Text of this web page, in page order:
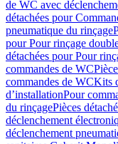
de WC avec
détachées pour
pneumatique du rinçage
pour Pour rinçage
détachées pour Pour
commandes de WC
commandes de WCKits
d’installationPour
du rinçagePièces
déclenchement
déclenchement